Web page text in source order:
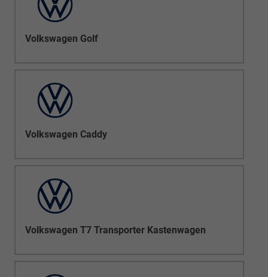
Volkswagen Golf
Volkswagen Caddy
Volkswagen T7 Transporter Kastenwagen